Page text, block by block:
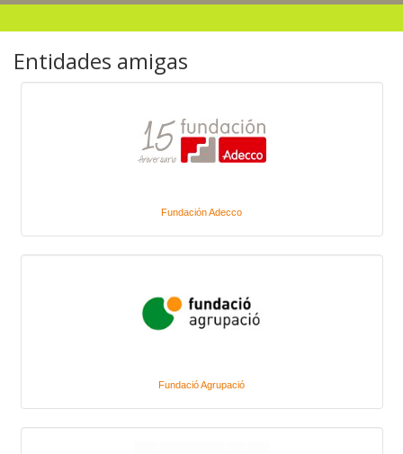
Entidades amigas
Fundación Adecco
Fundació Agrupació